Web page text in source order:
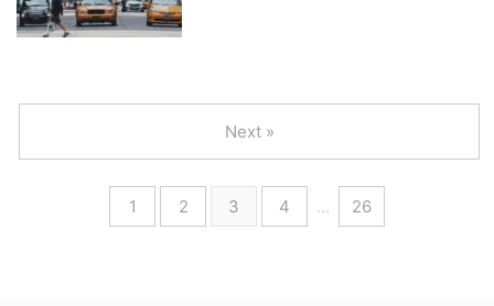
1 2 3 4 … 26
Next »